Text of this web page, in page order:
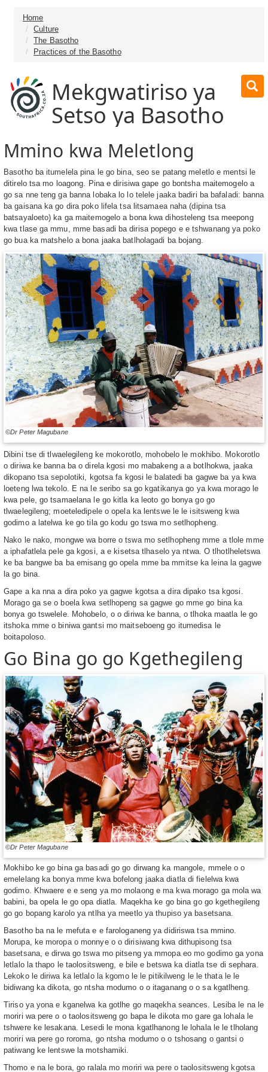
Home
Culture
The Basotho
Practices of the Basotho
Mekgwatiriso ya
Setso ya Basotho
Mmino kwa Meletlong
Basotho ba itumelela pina le go bina, seo se patang meletlo e mentsi le
ditirelo tsa mo loagong. Pina e dirisiwa gape go bontsha maitemogelo a
go sa nne teng ga banna lobaka lo lo telele jaaka badiri ba bafaladi: banna
ba gaisana ka go dira poko lifela tsa litsamaea naha (dipina tsa
batsayaloeto) ka ga maitemogelo a bona kwa dihosteleng tsa meepong
kwa tlase ga mmu, mme basadi ba dirisa popego e e tshwanang ya poko
go bua ka matshelo a bona jaaka batlholagadi ba bojang.
©Dr Peter Magubane
Dibini tse di tlwaelegileng ke mokorotlo, mohobelo le mokhibo. Mokorotlo
o diriwa ke banna ba o direla kgosi mo mabakeng a a botlhokwa, jaaka
dikopano tsa sepolotiki, kgotsa fa kgosi le balatedi ba gagwe ba ya kwa
loeteng lwa tekolo. E na le seribo sa go kgatikanya go ya kwa morago le
kwa pele, go tsamaelana le go kitla ka leoto go bonya go go
tlwaelegileng; moeteledipele o opela ka lentswe le le isitsweng kwa
godimo a latelwa ke go tila go kodu go tswa mo setlhopheng.
Nako le nako, mongwe wa borre o tswa mo setlhopheng mme a tlole mme
a iphafatlela pele ga kgosi, a e kisetsa tlhaselo ya ntwa. O tlhotlheletswa
ke ba bangwe ba ba emisang go opela mme ba mmitse ka leina la gagwe
la go bina.
Gape a ka nna a dira poko ya gagwe kgotsa a dira dipako tsa kgosi.
Morago ga se o boela kwa setlhopeng sa gagwe go mme go bina ka
bonya go tswelele. Mohobelo, o o diriwa ke banna, o tlhoka maatla le go
itshoka mme o biniwa gantsi mo maitseboeng go itumedisa le
boitapoloso.
Go Bina go go Kgethegileng
©Dr Peter Magubane
Mokhibo ke go bina ga basadi go go dirwang ka mangole, mmele o o
emelelang ka bonya mme kwa bofelong jaaka diatla di fielelwa kwa
godimo. Khwaere e e seng ya mo molaong e ma kwa morago ga mola wa
babini, ba opela le go opa diatla. Maqekha ke go bina go go kgethegileng
go go bopang karolo ya ntlha ya meetlo ya thupiso ya basetsana.
Basotho ba na le mefuta e e farologaneng ya didiriswa tsa mmino.
Morupa, ke moropa o monnye o o dirisiwang kwa dithupisong tsa
basetsana, e dirwa go tswa mo pitseng ya mmopa eo mo godimo ga yona
letlalo la thapo le taolositsweng, e bile e betswa ka diatla tse di sephara.
Lekoko le diriwa ka letlalo la kgomo le le pitikilweng le le thata le le
bidiwang ka dikota, go ntsha modumo o o itaganang o o sa kgatlheng.
Tiriso ya yona e kganelwa ka gotlhe go maqekha seances. Lesiba le na le
moriri wa pere o o taolositsweng go bapa le dikota mo gare ga lohala le
tshwere ke lesakana. Lesedi le mona kgatlhanong le lohala le le tlholang
moriri wa pere go roroma, go ntsha modumo o o tshosang o gantsi o
patiwang ke lentswe la motshamiki.
Thomo e na le bora, go ralala mo moriri wa pere o taolositsweng kgotsa